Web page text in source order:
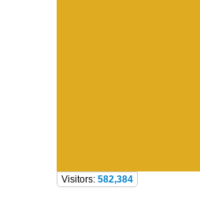
Visitors: 582,384